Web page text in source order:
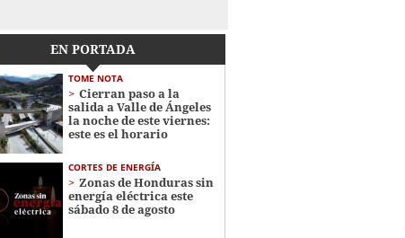
EN PORTADA
TOME NOTA
Cierran paso a la
salida a Valle de Ángeles
la noche de este viernes:
este es el horario
CORTES DE ENERGÍA
Zonas de Honduras sin
energía eléctrica este
sábado 8 de agosto